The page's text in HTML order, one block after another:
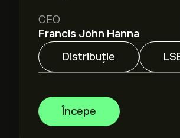
CEO
Francis John Hanna
Distribuție
Începe